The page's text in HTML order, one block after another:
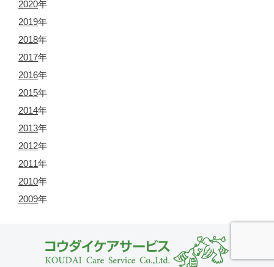
2020年
2019年
2018年
2017年
2016年
2015年
2014年
2013年
2012年
2011年
2010年
2009年